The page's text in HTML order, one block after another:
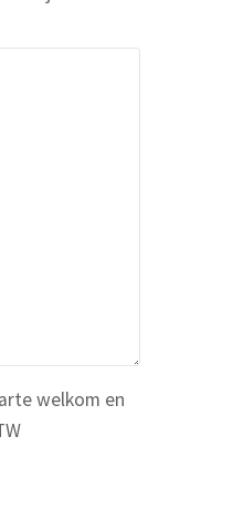
welkom en